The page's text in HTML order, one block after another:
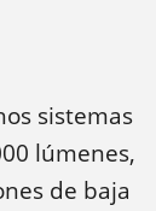
sistemas
lúmenes,
de baja